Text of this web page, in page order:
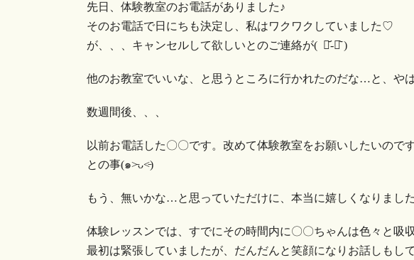
先日、体験教室のお電話がありました♪
そのお電話で日にちも決定し、私はワクワクしていました♡︎
が、、、キャンセルして欲しいとのご連絡が( ･᷄-･᷅ )
他のお教室でいいな、と思うところに行かれたのだな…と、や
数週間後、、、
以前お電話した〇〇です。改めて体験教室をお願いしたいので
との事(๑˃̵ᴗ˂̵)
もう、無いかな…と思っていただけに、本当に嬉しくなりました
体験レッスンでは、すでにその時間内に〇〇ちゃんは色々と吸
最初は緊張していましたが、だんだんと笑顔になりお話しもし